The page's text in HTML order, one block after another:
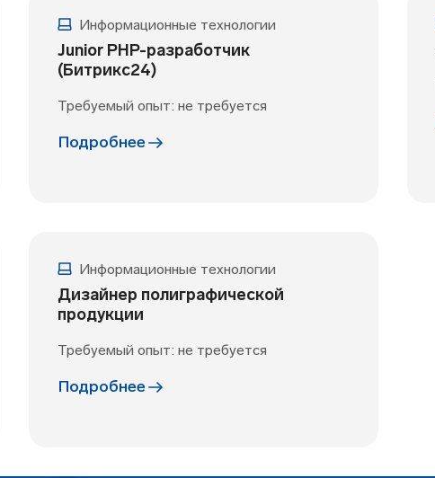
Информационные технологии
Junior PHP-разработчик
(Битрикс24)
Требуемый опыт: не требуется
Подробнее
Информационные технологии
Дизайнер полиграфической
продукции
Требуемый опыт: не требуется
Подробнее